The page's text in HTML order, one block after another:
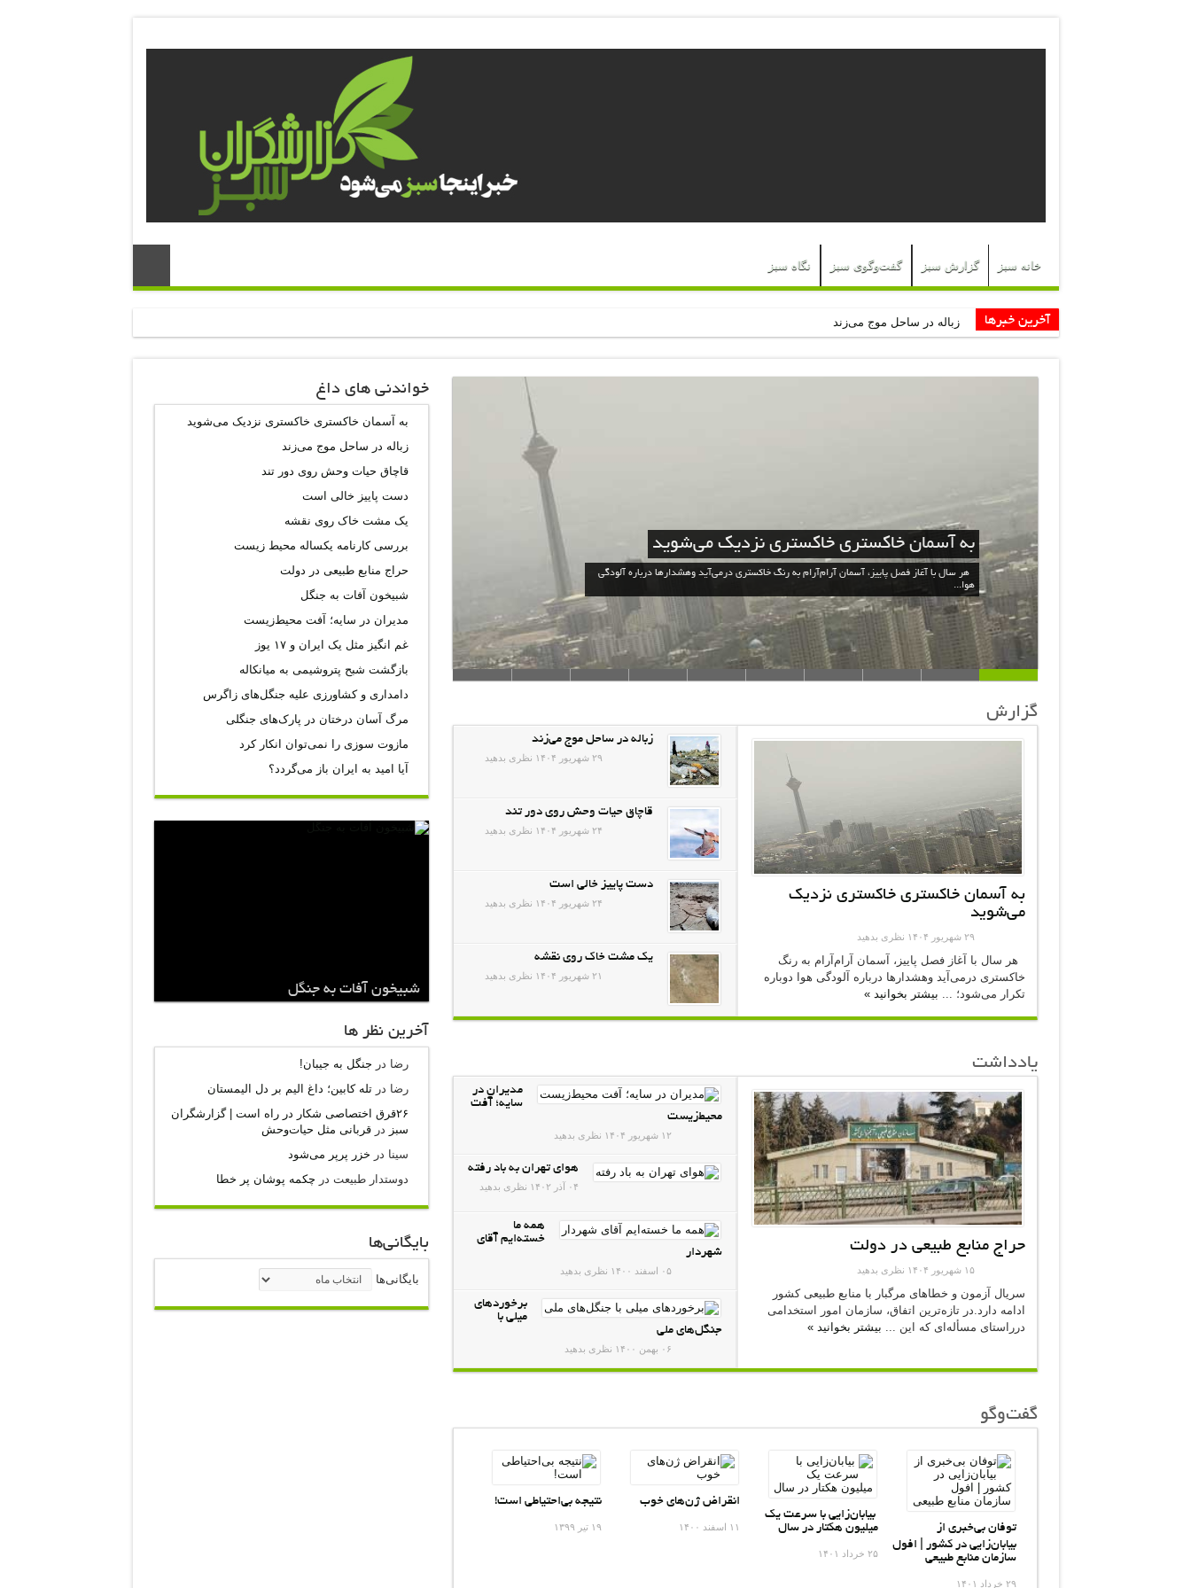
خانه سبز گزارش سبز گفت‌وگوی سبز نگاه سبز
آخرین خبرها زباله در ساحل موج می‌زند
به آسمان خاکستری خاکستری نزدیک می‌شوید
هر سال با آغاز فصل پاییز، آسمان آرام‌آرام به رنگ خاکستری در‌می‌آید وهشدارها درباره آلودگی
هوا...
گزارش
به آسمان خاکستری خاکستری نزدیک
می‌شوید
۲۹ شهریور ۱۴۰۴ نظری بدهید
هر سال با آغاز فصل پاییز، آسمان آرام‌آرام به رنگ
خاکستری در‌می‌آید وهشدارها درباره آلودگی هوا دوباره
تکرار می‌شود‌؛ ... بیشتر بخوانید »
زباله در ساحل موج می‌زند
۲۹ شهریور ۱۴۰۴ نظری بدهید
قاچاق حیات وحش روی دور تند
۲۴ شهریور ۱۴۰۴ نظری بدهید
دست پاییز خالی است
۲۴ شهریور ۱۴۰۴ نظری بدهید
یک مشت خاک روی نقشه
۲۱ شهریور ۱۴۰۴ نظری بدهید
یادداشت
حراج منابع طبیعی در دولت
۱۵ شهریور ۱۴۰۴ نظری بدهید
سریال آزمون و خطاهای مرگبار با منابع طبیعی کشور
ادامه دارد.در تازه‌ترین اتفاق، سازمان امور استخدامی
درراستای مسأله‌ای که این ... بیشتر بخوانید »
مدیران در
سایه؛ آفت
محیط‌‌زیست
۱۲ شهریور ۱۴۰۴ نظری بدهید
هوای تهران به باد رفته
۰۴ آذر ۱۴۰۲ نظری بدهید
همه ما
خسته‌ایم آقای
شهردار
۰۵ اسفند ۱۴۰۰ نظری بدهید
برخوردهای
میلی با
جنگل‌های ملی
۰۶ بهمن ۱۴۰۰ نظری بدهید
گفت‌وگو
توفان بی‌خبری از
بیابان‌زایی در کشور | افول
سازمان منابع طبیعی
۲۹ خرداد ۱۴۰۱
بیابان‌زایی با سرعت یک
میلیون هکتار در سال
۲۵ خرداد ۱۴۰۱
انقراض ژن‌های خوب
۱۱ اسفند ۱۴۰۰
نتیجه بی‌احتیاطی است!
۱۹ تیر ۱۳۹۹
خواندنی های داغ
به آسمان خاکستری خاکستری نزدیک می‌شوید
زباله در ساحل موج می‌زند
قاچاق حیات وحش روی دور تند
دست پاییز خالی است
یک مشت خاک روی نقشه
بررسی کارنامه یکساله محیط‌ زیست
حراج منابع طبیعی در دولت
شبیخون آفات به جنگل
مدیران در سایه؛ آفت محیط‌‌زیست
غم انگیز مثل یک ایران و ۱۷ یوز
بازگشت شبح پتروشیمی به میانکاله
دامداری و کشاورزی علیه جنگل‌های زاگرس
مرگ آسان درختان در پارک‌های جنگلی
مازوت سوزی را نمی‌توان انکار کرد
آیا امید به ایران باز می‌گردد؟
شبیخون آفات به جنگل
آخرين نظر ها
رضا در جنگل به جیبان!
رضا درتله کابین؛ داغ الیم بر دل الیمستان
۲۶قرق اختصاصی شکار‌ در راه است | گزارشگران
سبز درقربانی مثل حیات‌وحش
سینا در خزر پرپر می‌شود
دوستدار طبیعت در چکمه پوشان پر خطا
بایگانی‌ها
بایگانی‌ها